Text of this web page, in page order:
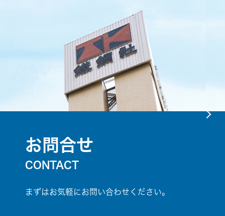
お問合せ
CONTACT
まずはお気軽にお問い合わせください。